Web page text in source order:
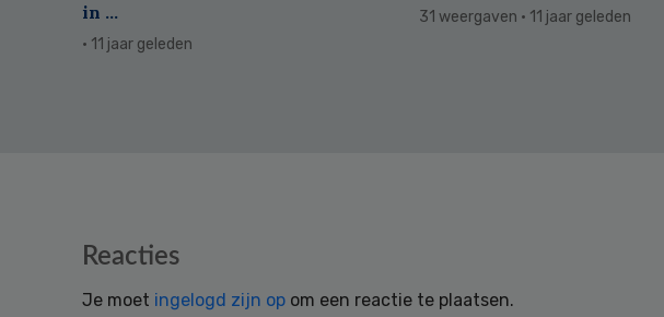
in ...
· 11 jaar geleden
31 weergaven · 11 jaar geleden
Reacties
Je moet ingelogd zijn op om een reactie te plaatsen.